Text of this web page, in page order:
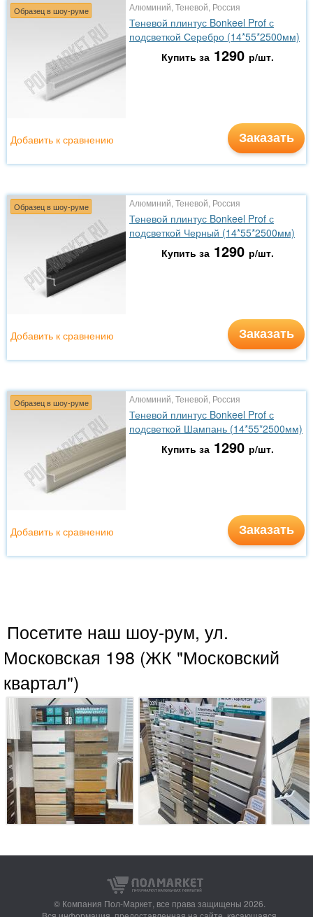
Образец в шоу-руме Алюминий, Теневой, Россия
Теневой плинтус Bonkeel Prof с
подсветкой Серебро (14*55*2500мм)
Купить за 1290 р/шт.
Заказать
Добавить к сравнению
Образец в шоу-руме Алюминий, Теневой, Россия
Теневой плинтус Bonkeel Prof с
подсветкой Черный (14*55*2500мм)
Купить за 1290 р/шт.
Заказать
Добавить к сравнению
Образец в шоу-руме Алюминий, Теневой, Россия
Теневой плинтус Bonkeel Prof с
подсветкой Шампань (14*55*2500мм)
Купить за 1290 р/шт.
Заказать
Добавить к сравнению
Посетите наш шоу-рум, ул.
Московская 198 (ЖК "Московский
квартал")
© Компания Пол-Маркет, все права защищены 2026.